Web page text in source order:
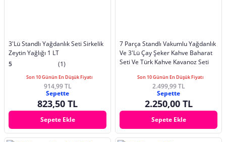
3'Lü Standlı Yağdanlık Seti Sirkelik
Zeytin Yağlığı 1 LT
5
(1)
Son 10 Günün En Düşük Fiyatı
914,99 TL
Sepette
823,50 TL
Sepete Ekle
7 Parça Standlı Vakumlu Yağdanlık
Ve 3'Lü Çay Şeker Kahve Baharat
Seti Ve Türk Kahve Kavanoz Seti
Son 10 Günün En Düşük Fiyatı
2.499,99 TL
Sepette
2.250,00 TL
Sepete Ekle